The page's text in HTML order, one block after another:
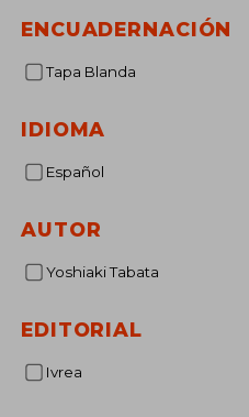
ENCUADERNACIÓN
Tapa Blanda
IDIOMA
Español
AUTOR
Yoshiaki Tabata
EDITORIAL
Ivrea